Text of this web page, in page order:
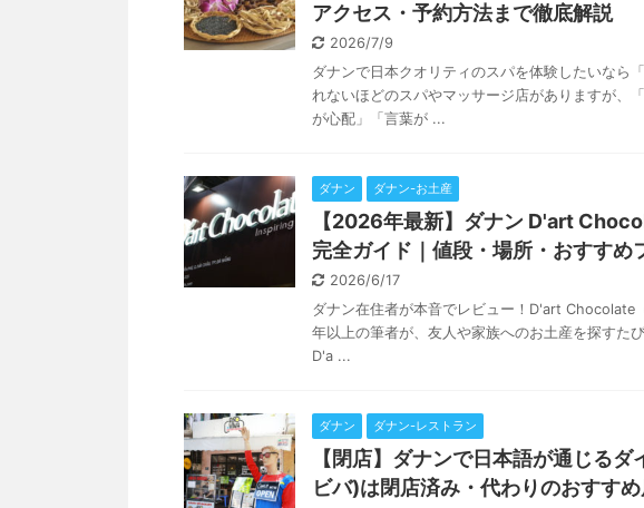
アクセス・予約方法まで徹底解説
2026/7/9
ダナンで日本クオリティのスパを体験したいなら
れないほどのスパやマッサージ店がありますが、
が心配」「言葉が ...
ダナン ダナン-お土産
【2026年最新】ダナン D'art
完全ガイド｜値段・場所・おすすめ
2026/6/17
ダナン在住者が本音でレビュー！D'art Chocolate
年以上の筆者が、友人や家族へのお土産を探すた
D'a ...
ダナン ダナン-レストラン
【閉店】ダナンで日本語が通じる
ビバ)は閉店済み・代わりのおすす